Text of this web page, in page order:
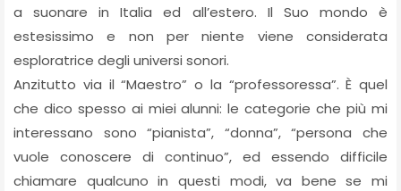
a suonare in Italia ed all’estero. Il Suo mondo è
estesissimo e non per niente viene considerata
esploratrice degli universi sonori.
Anzitutto via il “Maestro” o la “professoressa”. È quel
che dico spesso ai miei alunni: le categorie che più mi
interessano sono “pianista”, “donna”, “persona che
vuole conoscere di continuo”, ed essendo difficile
chiamare qualcuno in questi modi, va bene se mi